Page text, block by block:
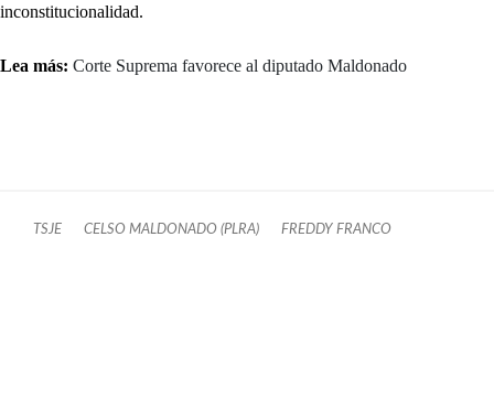
inconstitucionalidad.
Lea más: Corte Suprema favorece al diputado Maldonado
TSJE CELSO MALDONADO (PLRA) FREDDY FRANCO